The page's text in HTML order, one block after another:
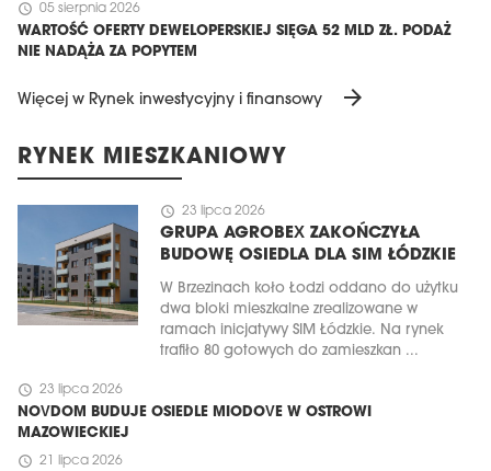
schedule 05 sierpnia 2026
WARTOŚĆ OFERTY DEWELOPERSKIEJ SIĘGA 52 MLD ZŁ. PODAŻ
NIE NADĄŻA ZA POPYTEM
Więcej w Rynek inwestycyjny i finansowy arrow_forward
RYNEK MIESZKANIOWY
schedule 23 lipca 2026
GRUPA AGROBEX ZAKOŃCZYŁA
BUDOWĘ OSIEDLA DLA SIM ŁÓDZKIE
W Brzezinach koło Łodzi oddano do użytku
dwa bloki mieszkalne zrealizowane w
ramach inicjatywy SIM Łódzkie. Na rynek
trafiło 80 gotowych do zamieszkan ...
schedule 23 lipca 2026
NOVDOM BUDUJE OSIEDLE MIODOVE W OSTROWI
MAZOWIECKIEJ
schedule 21 lipca 2026